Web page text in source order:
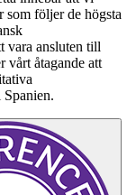
som följer de högsta
vara ansluten till
vårt åtagande att
Spanien.